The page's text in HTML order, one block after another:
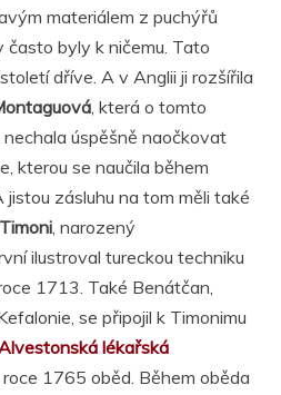
materiálem z puchýřů
byly k ničemu. Tato
dříve. A v Anglii ji rozšířila
, která o tomto
úspěšně naočkovat
kterou se naučila během
zásluhu na tom měli také
, narozený
ilustroval tureckou techniku
1713. Také Benátčan,
se připojil k Timonimu
lékařská
1765 oběd. Během oběda